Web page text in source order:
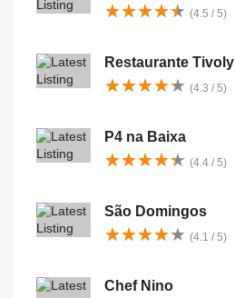
★★★★★
★★★★★ (4.5 / 5)
Restaurante Tivoly
★★★★★
★★★★★ (4.3 / 5)
P4 na Baixa
★★★★★
★★★★★ (4.4 / 5)
São Domingos
★★★★★
★★★★★ (4.1 / 5)
Chef Nino